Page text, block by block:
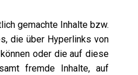
gemachte Inhalte bzw.
die über Hyperlinks von
oder die auf diese
fremde Inhalte, auf